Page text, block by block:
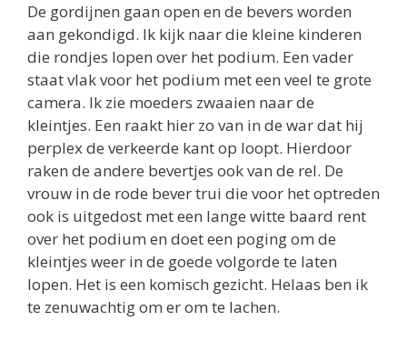
De gordijnen gaan open en de bevers worden
aan gekondigd. Ik kijk naar die kleine kinderen
die rondjes lopen over het podium. Een vader
staat vlak voor het podium met een veel te grote
camera. Ik zie moeders zwaaien naar de
kleintjes. Een raakt hier zo van in de war dat hij
perplex de verkeerde kant op loopt. Hierdoor
raken de andere bevertjes ook van de rel. De
vrouw in de rode bever trui die voor het optreden
ook is uitgedost met een lange witte baard rent
over het podium en doet een poging om de
kleintjes weer in de goede volgorde te laten
lopen. Het is een komisch gezicht. Helaas ben ik
te zenuwachtig om er om te lachen.